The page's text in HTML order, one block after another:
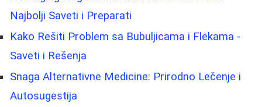
Najbolji Saveti i Preparati
Kako Rešiti Problem sa Bubuljicama i Flekama -
Saveti i Rešenja
Snaga Alternativne Medicine: Prirodno Lečenje i
Autosugestija